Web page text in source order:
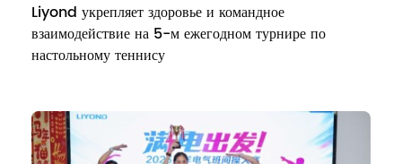
Liyond укрепляет здоровье и командное
взаимодействие на 5-м ежегодном турнире по
настольному теннису